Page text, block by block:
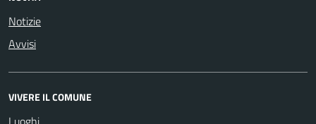
Notizie
Avvisi
VIVERE IL COMUNE